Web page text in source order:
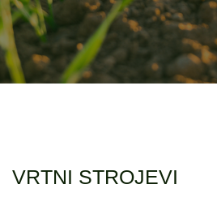
VRTNI STROJEVI